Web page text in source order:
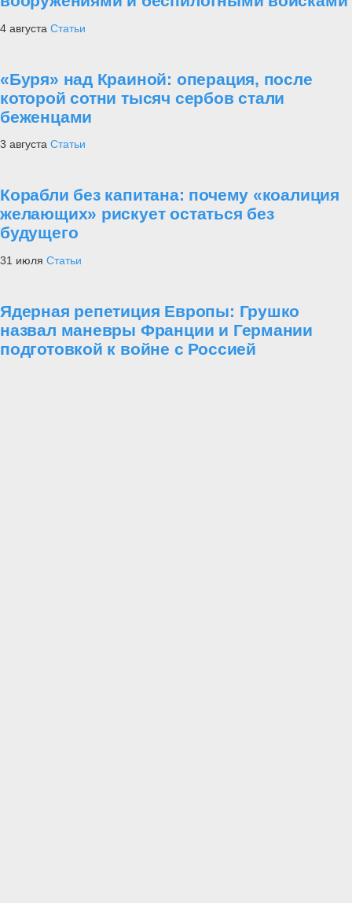
4 августа Статьи
«Буря» над Краиной: операция, после
которой сотни тысяч сербов стали
беженцами
3 августа Статьи
Корабли без капитана: почему «коалиция
желающих» рискует остаться без
будущего
31 июля Статьи
Ядерная репетиция Европы: Грушко
назвал маневры Франции и Германии
подготовкой к войне с Россией